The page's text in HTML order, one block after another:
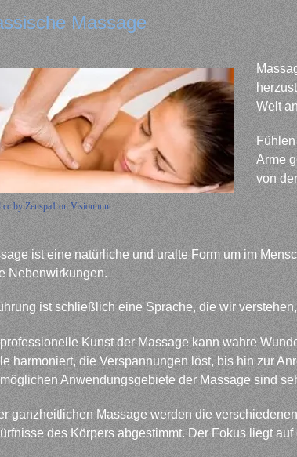
Massage
by Zenspa1 on Visionhunt
Welt
Arme
von
ist eine natürliche und uralte Form um im
Nebenwirkungen.
ist schließlich eine Sprache, die wir
Kunst der Massage kann wahre
harmoniert, die Verspannungen löst, bis hin zur
Anwendungsgebiete der Massage sind
ganzheitlichen Massage werden die
des Körpers abgestimmt. Der Fokus liegt